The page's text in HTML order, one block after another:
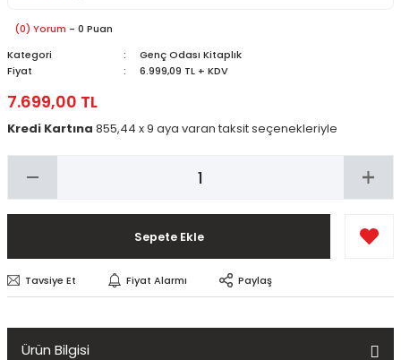
Son 1 hafta içinde
(0) Yorum - 0 Puan
Kategori
Genç Odası Kitaplık
Fiyat
6.999,09 TL + KDV
7.699,00 TL
Kredi Kartına 855,44 x 9 aya varan taksit seçenekleriyle
Sepete Ekle
Tavsiye Et Fiyat Alarmı Paylaş
Ürün Bilgisi